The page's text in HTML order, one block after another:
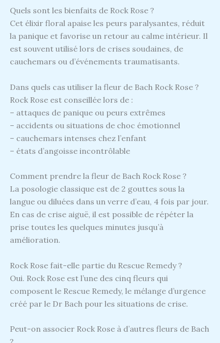
Quels sont les bienfaits de Rock Rose ?
Cet élixir floral apaise les peurs paralysantes, réduit
la panique et favorise un retour au calme intérieur. Il
est souvent utilisé lors de crises soudaines, de
cauchemars ou d’événements traumatisants.
Dans quels cas utiliser la fleur de Bach Rock Rose ?
Rock Rose est conseillée lors de :
– attaques de panique ou peurs extrêmes
– accidents ou situations de choc émotionnel
– cauchemars intenses chez l’enfant
– états d’angoisse incontrôlable
Comment prendre la fleur de Bach Rock Rose ?
La posologie classique est de 2 gouttes sous la
langue ou diluées dans un verre d’eau, 4 fois par jour.
En cas de crise aiguë, il est possible de répéter la
prise toutes les quelques minutes jusqu’à
amélioration.
Rock Rose fait-elle partie du Rescue Remedy ?
Oui. Rock Rose est l’une des cinq fleurs qui
composent le Rescue Remedy, le mélange d’urgence
créé par le Dr Bach pour les situations de crise.
Peut-on associer Rock Rose à d’autres fleurs de Bach